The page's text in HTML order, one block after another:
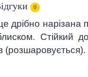
0
дрібно нарізана
Стійкий
(розшаровується).